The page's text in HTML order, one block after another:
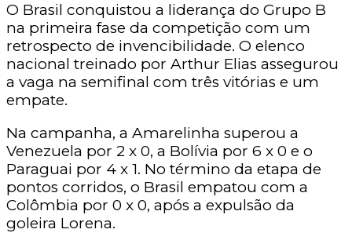
O Brasil conquistou a liderança do Grupo B
na primeira fase da competição com um
retrospecto de invencibilidade. O elenco
nacional treinado por Arthur Elias assegurou
a vaga na semifinal com três vitórias e um
empate.
Na campanha, a Amarelinha superou a
Venezuela por 2 x 0, a Bolívia por 6 x 0 e o
Paraguai por 4 x 1. No término da etapa de
pontos corridos, o Brasil empatou com a
Colômbia por 0 x 0, após a expulsão da
goleira Lorena.